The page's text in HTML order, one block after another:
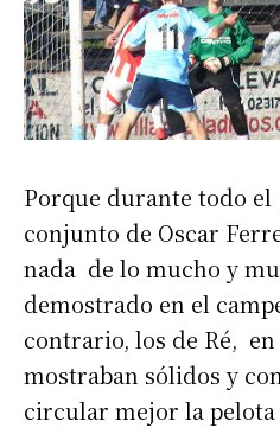
Porque durante todo
conjunto de Oscar
nada de lo mucho y
demostrado en el
contrario, los de Ré, en
mostraban sólidos y
circular mejor la